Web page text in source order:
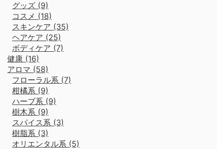
グッズ (9)
コスメ (18)
スキンケア (35)
ヘアケア (25)
ボディケア (7)
健康 (16)
アロマ (58)
フローラル系 (7)
柑橘系 (9)
ハーブ系 (9)
樹木系 (9)
スパイス系 (3)
樹脂系 (3)
オリエンタル系 (5)